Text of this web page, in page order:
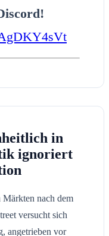
in
ignoriert
Märkten nach dem
versucht sich
angetrieben vor